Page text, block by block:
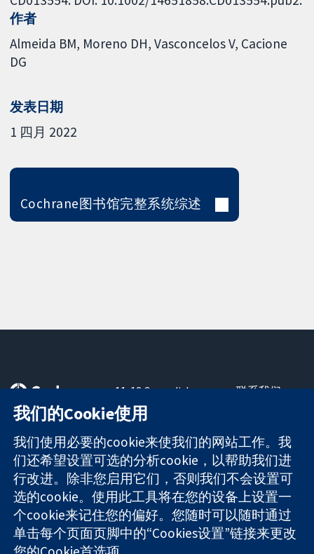
作者
Almeida BM Moreno DH Vasconcelos V Cacione
DG
发表日期
1 四月 2022
Cochrane图书馆完整系统综述
可信任的证据
知情决定
更完善的医疗健
康
11-13 Cavendish
Square
London
W1G 0AN
United Kingdom
联系我们
关于我们
工作机会
Cochrane
Library
The Cochrane Collaboration is a charity (no. 1045921) and a
我们的Cookie使用
我们使用必要的cookie来使我们的网站工作。我
们还希望设置可选的分析cookie，以帮助我们进
行改进。除非您启用它们，否则我们不会设置可
选的cookie。使用此工具将在您的设备上设置一
个cookie来记住您的偏好。您随时可以随时通过
单击每个页面页脚中的“Cookies设置”链接来更改